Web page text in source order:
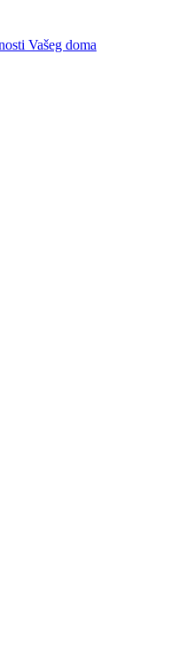
Vašeg doma